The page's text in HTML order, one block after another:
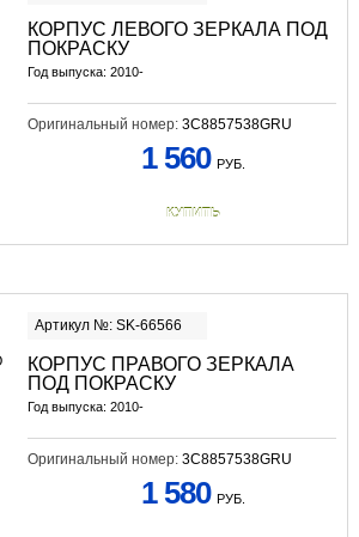
КОРПУС ЛЕВОГО ЗЕРКАЛА ПОД
ПОКРАСКУ
Год выпуска: 2010-
Оригинальный номер: 3C8857538GRU
1 560 РУБ.
КУПИТЬ
Артикул №: SK-66566
КОРПУС ПРАВОГО ЗЕРКАЛА
ПОД ПОКРАСКУ
Год выпуска: 2010-
Оригинальный номер: 3C8857538GRU
1 580 РУБ.